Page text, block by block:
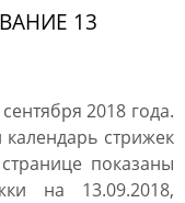
13
2018 года.
стрижек
показаны
на 13.09.2018,